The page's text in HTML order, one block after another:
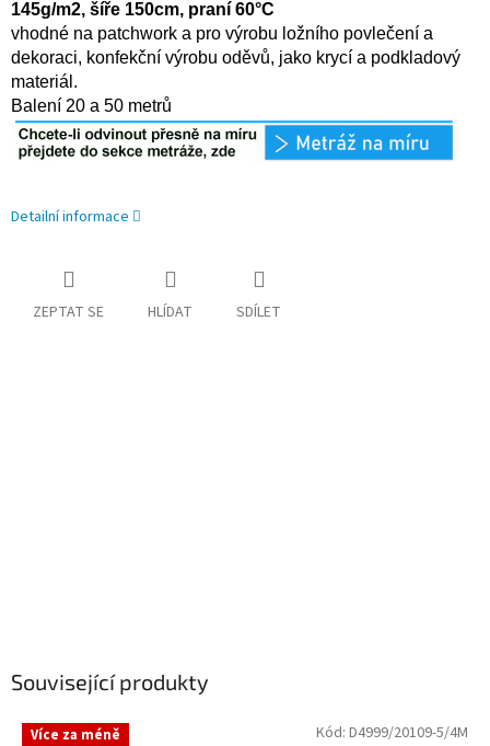
145g/m2, šíře 150cm, praní 60°C
vhodné na patchwork a pro výrobu ložního povlečení a
dekoraci, konfekční výrobu oděvů, jako krycí a podkladový
materiál.
Balení 20 a 50 metrů
Detailní informace
ZEPTAT SE HLÍDAT SDÍLET
Související produkty
Více za méně Kód: D4999/20109-5/4M